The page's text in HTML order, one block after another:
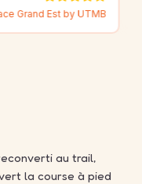
by UTMB
au trail,
la course à pied